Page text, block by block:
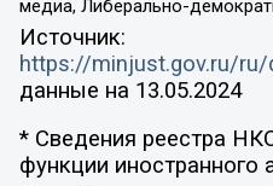
медиа, Либерально-
Источник:
https://minjust.gov.ru/
данные на 13.05.2024
* Сведения реестра
функции иностранного